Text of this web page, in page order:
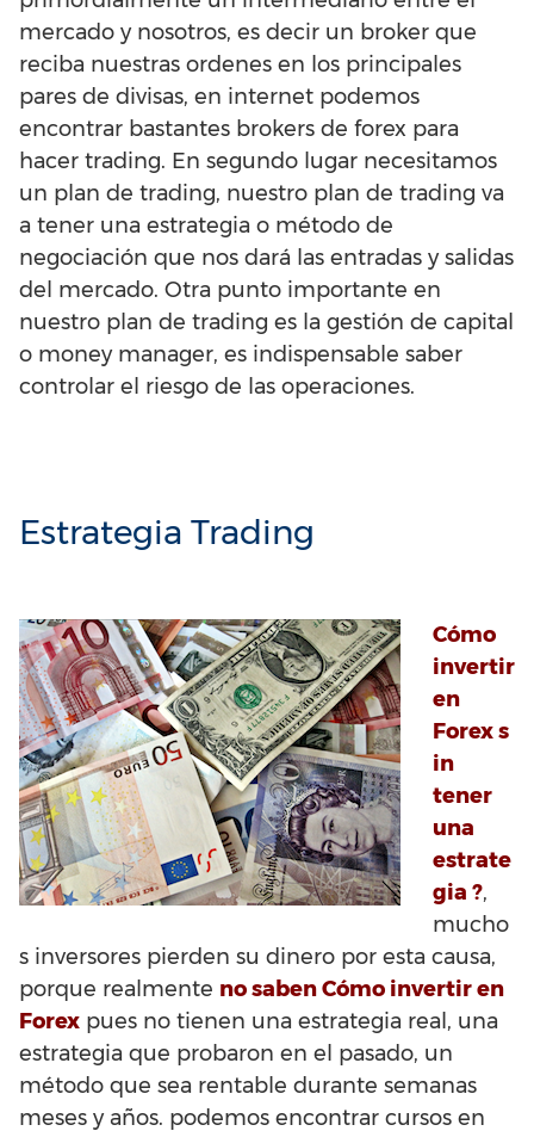
mercado y nosotros, es decir un broker que
reciba nuestras ordenes en los principales
pares de divisas, en internet podemos
encontrar bastantes brokers de forex para
hacer trading. En segundo lugar necesitamos
un plan de trading, nuestro plan de trading va
a tener una estrategia o método de
negociación que nos dará las entradas y salidas
del mercado. Otra punto importante en
nuestro plan de trading es la gestión de capital
o money manager, es indispensable saber
controlar el riesgo de las operaciones.
Estrategia Trading
Cómo
invertir
en
Forex s
in
tener
una
estrate
gia ?,
mucho
s inversores pierden su dinero por esta causa,
porque realmente no saben Cómo invertir en
Forex pues no tienen una estrategia real, una
estrategia que probaron en el pasado, un
método que sea rentable durante semanas
meses y años. podemos encontrar cursos en